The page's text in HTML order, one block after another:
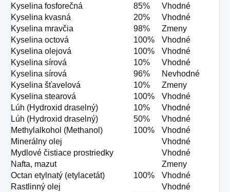
Kyselina fosforečná
85%
Vhodné
Kyselina kvasná
20%
Vhodné
Kyselina mravčia
98%
Zmeny
Kyselina octová
100%
Vhodné
Kyselina olejová
100%
Vhodné
Kyselina sírová
10%
Vhodné
Kyselina sírová
96%
Nevhodné
Kyselina šťavelová
10%
Zmeny
Kyselina stearová
100%
Vhodné
Lúh (Hydroxid draselný)
10%
Vhodné
Lúh (Hydroxid draselný)
50%
Vhodné
Methylalkohol (Methanol)
100%
Vhodné
Minerálny olej
Vhodné
Mydlové čistiace prostriedky
Vhodné
Nafta, mazut
Zmeny
Octan etylnatý (etylacetát)
100%
Vhodné
Rastlinný olej
Vhodné